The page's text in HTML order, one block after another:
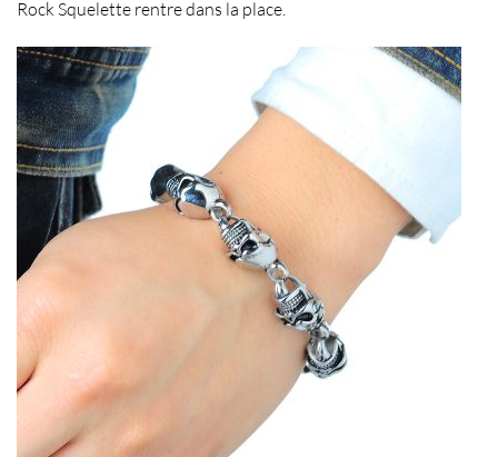
Rock Squelette rentre dans la place.